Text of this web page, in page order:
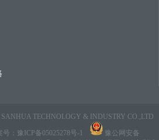
TECHNOLOGY & INDUSTRY CO.,LTD
号：豫ICP备05025278号-1
豫公网安备